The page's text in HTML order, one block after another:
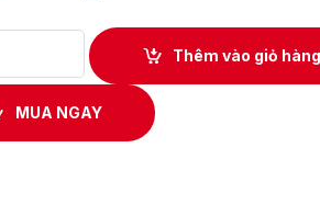
Dùng Pin Makita TM30DSYE quantity
Thêm vào giỏ hàng
MUA NGAY